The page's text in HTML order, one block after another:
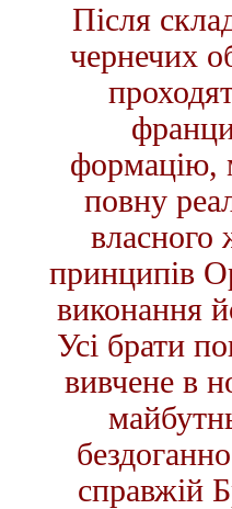
Після
чернечих
формацію,
повну
власного
принципів
виконання
Усі брати
вивчене в
справжій